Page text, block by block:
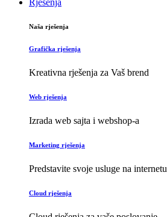
Naša rješenja
Grafička rješenja
Kreativna rješenja za Vaš brend
Web rješenja
Izrada web sajta i webshop-a
Marketing rješenja
Predstavite svoje usluge na internetu
Cloud rješenja